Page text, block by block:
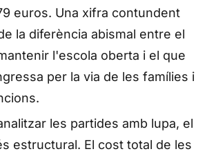
euros. Una xifra contundent
la diferència abismal entre el
l'escola oberta i el que
per la via de les famílies i
les partides amb lupa, el
estructural. El cost total de les